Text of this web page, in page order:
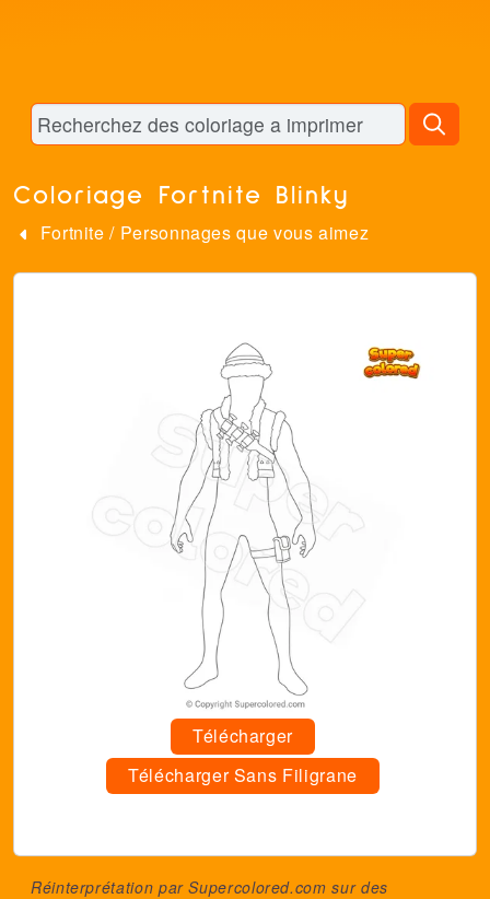
Coloriage Fortnite Blinky
Fortnite / Personnages que vous aimez
Télécharger
Télécharger Sans Filigrane
Réinterprétation par Supercolored.com sur des